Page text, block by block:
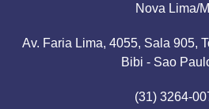
Nova Lima/
Av. Faria Lima, 4055, Sala 905,
Bibi - Sao
(31) 3264-